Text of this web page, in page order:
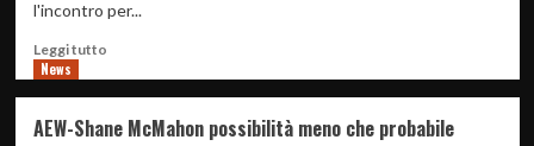
stelle
l'incontro per...
Leggi tuttoLeggi
Mercedes
News
AEW-Shane McMahon possibilità meno che probabile